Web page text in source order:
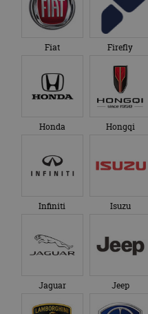
Fiat Firefly
Honda Hongqi
Infiniti Isuzu
Jaguar Jeep